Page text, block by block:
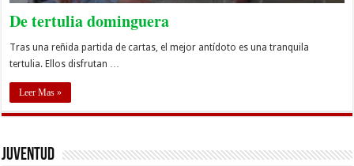
De tertulia dominguera
Tras una reñida partida de cartas, el mejor antídoto es una tranquila
tertulia. Ellos disfrutan …
Leer Mas »
Juventud